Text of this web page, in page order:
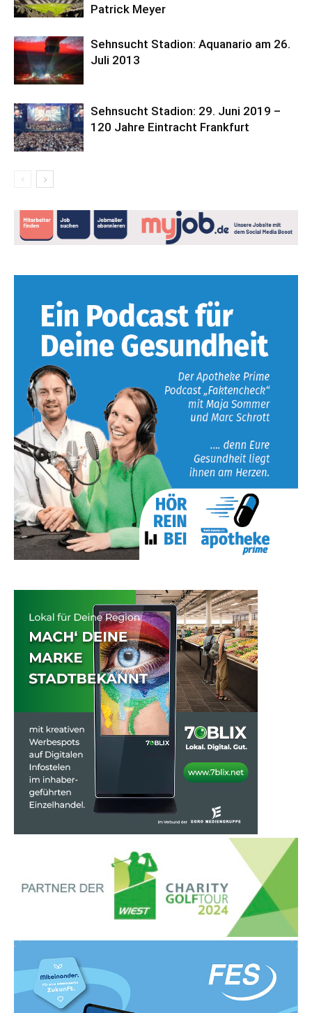
Patrick Meyer
Sehnsucht Stadion: Aquanario am 26.
Juli 2013
Sehnsucht Stadion: 29. Juni 2019 –
120 Jahre Eintracht Frankfurt